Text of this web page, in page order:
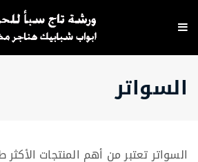
السواتر
السواتر تعتبر من أهم المنتجات